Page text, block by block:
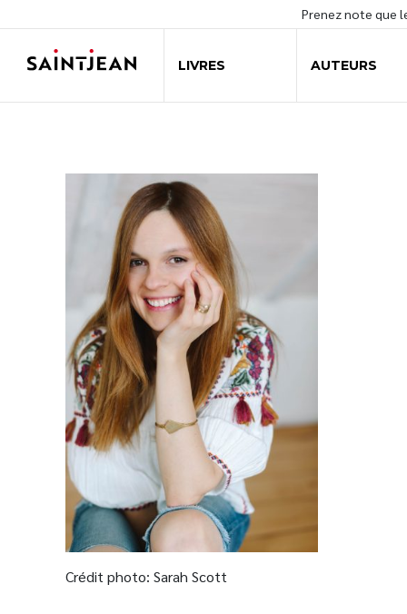
Prenez note que
LIVRES AUTEURS
Crédit photo: Sarah Scott